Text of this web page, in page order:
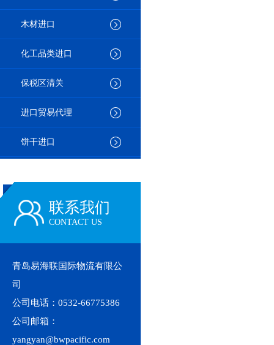
木材进口
化工品类进口
保税区清关
进口贸易代理
饼干进口
联系我们
CONTACT US
青岛易海联国际物流有限公
司
公司电话：0532-66775386
公司邮箱：
yangyan@bwpacific.com